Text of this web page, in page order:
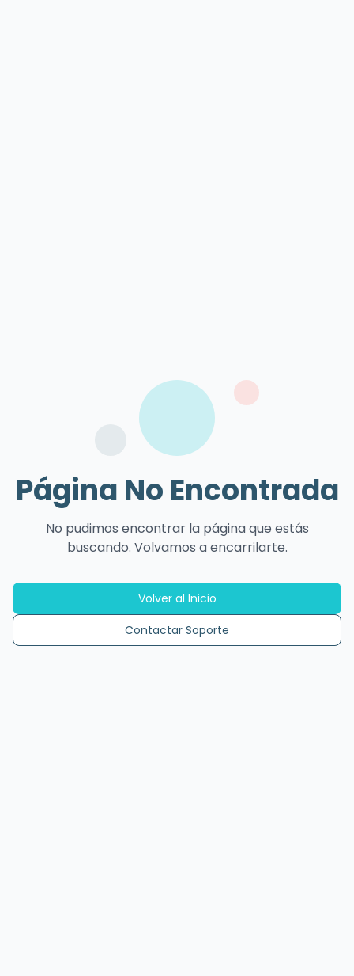
Página No Encontrada
No pudimos encontrar la página que estás
buscando. Volvamos a encarrilarte.
Volver al Inicio
Contactar Soporte